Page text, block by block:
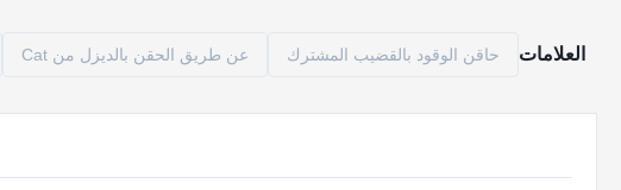
العلامات حاقن الوقود بالقضيب المشترك عن طريق الحقن بالديزل من Cat